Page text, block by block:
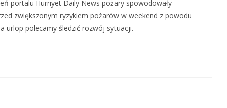
portalu Hurriyet Daily News pożary spowodowały
zwiększonym ryzykiem pożarów w weekend z powodu
urlop polecamy śledzić rozwój sytuacji.​